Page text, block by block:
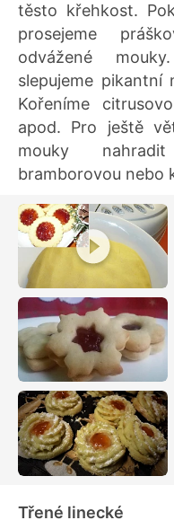
těsto křehkost.
prosejeme
odvážené
slepujeme pikantní
Kořeníme
apod. Pro ještě
mouky
bramborovou nebo
Třené linecké